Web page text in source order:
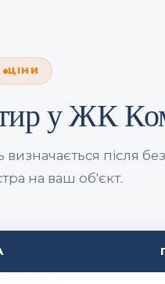
ЦІНИ
у ЖК
визначається після
на ваш об'єкт.